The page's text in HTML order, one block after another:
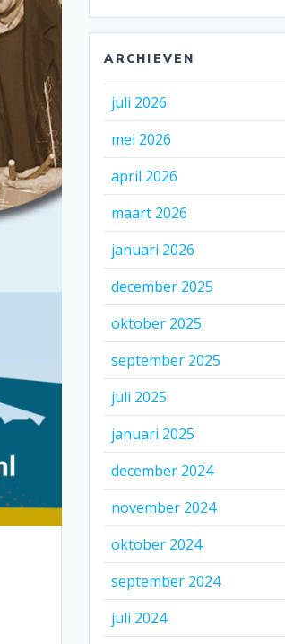
ARCHIEVEN
juli 2026
mei 2026
april 2026
maart 2026
januari 2026
december 2025
oktober 2025
september 2025
juli 2025
januari 2025
december 2024
november 2024
oktober 2024
september 2024
juli 2024